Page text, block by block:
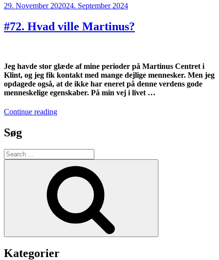
Posted
29. November 202024. September 2024
#72. Hvad ville Martinus?
Jeg havde stor glæde af mine perioder på Martinus Centret i
Klint, og jeg fik kontakt med mange dejlige mennesker. Men jeg
opdagede også, at de ikke har eneret på denne verdens gode
menneskelige egenskaber. På min vej i livet …
Continue reading“#72.
Søg
Search
for:
Kategorier